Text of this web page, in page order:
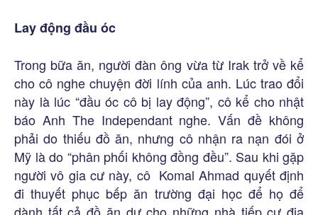
Lay động đầu óc
Trong bữa ăn, người đàn ông vừa từ Irak trở về kể
cho cô nghe chuyện đời lính của anh. Lúc trao đổi
này là lúc “đầu óc cô bị lay động”, cô kể cho nhật
báo Anh The Independant nghe. Vấn đề không
phải do thiếu đồ ăn, nhưng cô nhận ra nạn đói ở
Mỹ là do “phân phối không đồng đều”. Sau khi gặp
người vô gia cư này, cô Komal Ahmad quyết định
đi thuyết phục bếp ăn trường đại học để họ để
dành tất cả đồ ăn dư cho những nhà tiếp cư địa